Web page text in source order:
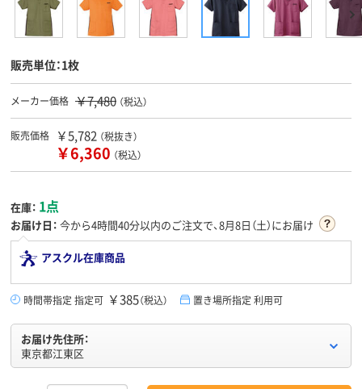
販売単位：1枚
メーカー価格 ￥7,480 （税込）
販売価格 ￥5,782 （税抜き）
￥6,360 （税込）
在庫： 1点
お届け日： 今から4時間40分以内のご注文で、8月8日（土）にお届け
アスクル在庫商品
時間帯指定 指定可 ￥385（税込） 置き場所指定 利用可
お届け先住所：
東京都江東区